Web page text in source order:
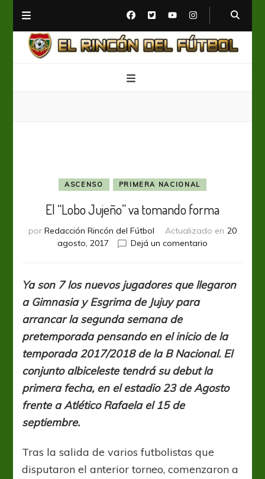
ASCENSO PRIMERA NACIONAL
El “Lobo Jujeño” va tomando forma
por Redacción Rincón del Fútbol Actualizado en 20
agosto, 2017
Dejá un comentario
va
Ya son 7 los nuevos jugadores que llegaron
a Gimnasia y Esgrima de Jujuy para
arrancar la segunda semana de
pretemporada pensando en el inicio de la
temporada 2017/2018 de la B Nacional. El
conjunto albiceleste tendrá su debut la
primera fecha, en el estadio 23 de Agosto
frente a Atlético Rafaela el 15 de
septiembre.
Tras la salida de varios futbolistas que
disputaron el anterior torneo, comenzaron a